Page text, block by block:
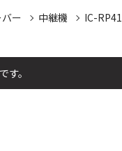
ー 中継機 IC-
。